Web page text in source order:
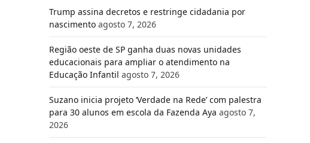
Trump assina decretos e restringe cidadania por
nascimento agosto 7, 2026
Região oeste de SP ganha duas novas unidades
educacionais para ampliar o atendimento na
Educação Infantil agosto 7, 2026
Suzano inicia projeto ‘Verdade na Rede’ com palestra
para 30 alunos em escola da Fazenda Aya agosto 7,
2026